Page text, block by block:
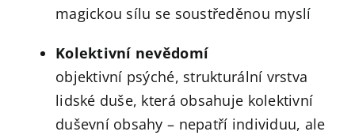
magickou sílu se soustředěnou myslí
Kolektivní nevědomí
objektivní psýché, strukturální vrstva
lidské duše, která obsahuje kolektivní
duševní obsahy – nepatří individuu, ale